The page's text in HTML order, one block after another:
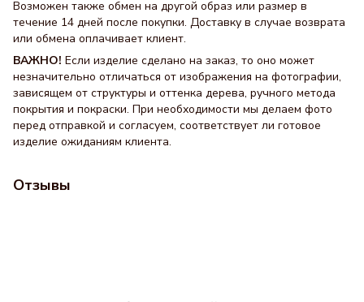
Возможен также обмен на другой образ или размер в
течение 14 дней после покупки. Доставку в случае возврата
или обмена оплачивает клиент.
ВАЖНО! Если изделие сделано на заказ, то оно может
незначительно отличаться от изображения на фотографии,
зависящем от структуры и оттенка дерева, ручного метода
покрытия и покраски. При необходимости мы делаем фото
перед отправкой и согласуем, соответствует ли готовое
изделие ожиданиям клиента.
Отзывы